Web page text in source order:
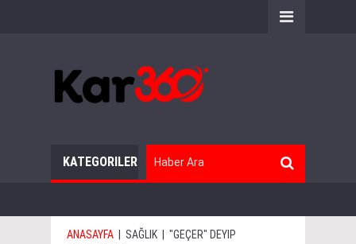
KATEGORILER
ANASAYFA | SAĞLIK | "GEÇER" DEYIP